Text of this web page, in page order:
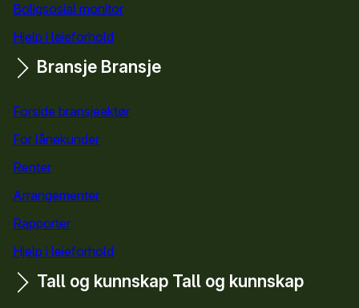
Boligsosial monitor
Hjelp i leieforhold
Bransje Bransje
Forside bransjeaktør
For lånekunder
Renter
Arrangementer
Rapporter
Hjelp i leieforhold
Tall og kunnskap Tall og kunnskap